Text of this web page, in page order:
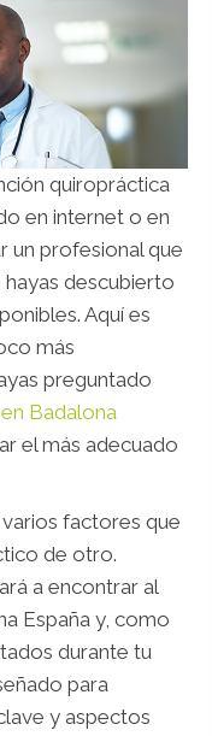
quiropráctica
en internet o en
un profesional que
descubierto
Aquí es
más
preguntado
Badalona
el más adecuado
factores que
de otro.
a encontrar al
España y, como
durante tu
para
y aspectos